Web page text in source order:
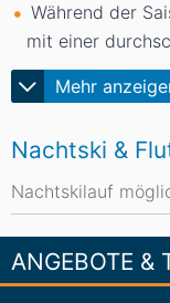
Mehr
Während der
mit einer
Nachtski &
Nachtskilauf
ANGEBOTE &